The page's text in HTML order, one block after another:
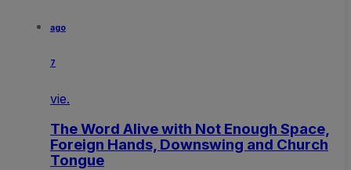
ago
7
vie.
The Word Alive with Not Enough Space,
Foreign Hands, Downswing and Church
Tongue